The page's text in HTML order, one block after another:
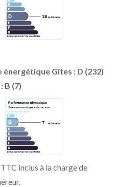
Gîtes : D (232)
B (7)
inclus à la charge de